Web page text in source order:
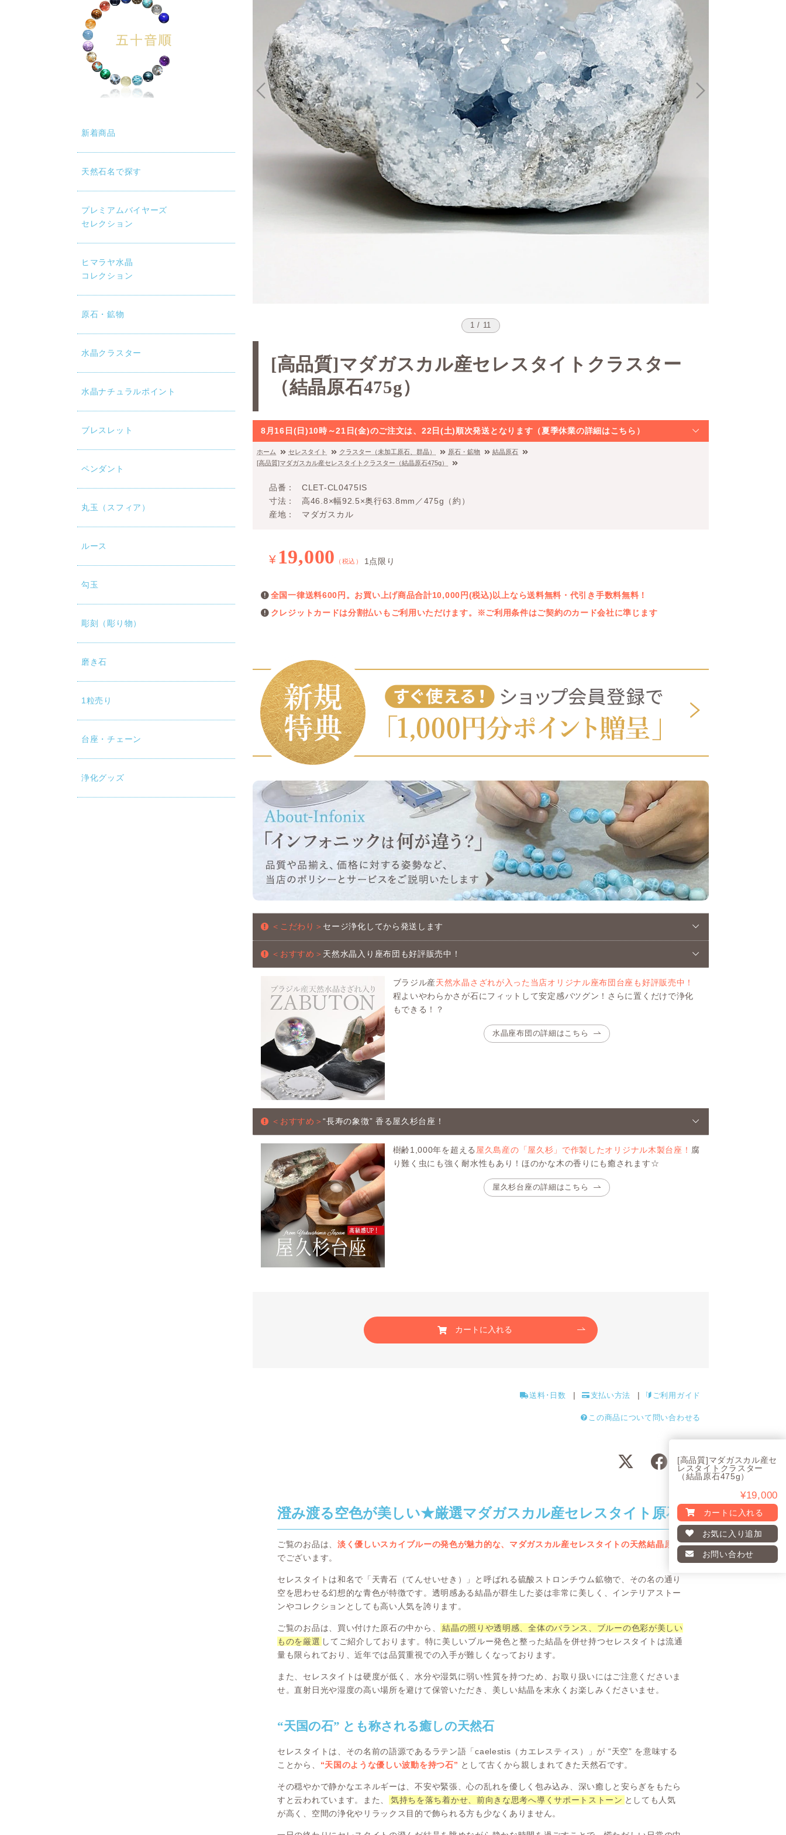
新着商品
天然石名で探す
プレミアムバイヤーズ
セレクション
ヒマラヤ水晶
コレクション
原石・鉱物
水晶クラスター
水晶ナチュラルポイント
ブレスレット
ペンダント
丸玉（スフィア）
ルース
勾玉
彫刻（彫り物）
磨き石
1粒売り
台座・チェーン
浄化グッズ
1 / 11
[高品質]マダガスカル産セレスタイトクラスター
（結晶原石475g）
8月16日(日)10時～21日(金)のご注文は、22日(土)順次発送となります（夏季休業の詳細はこちら）
ホーム セレスタイト クラスター（未加工原石、群晶） 原石・鉱物
結晶原石
[高品質]マダガスカル産セレスタイトクラスター（結晶原石475g）
品番
CLET-CL0475IS
寸法
高46.8×幅92.5×奥行63.8mm／475g（約）
産地
マダガスカル
¥ 19,000 （税込） 1点限り
全国一律送料600円。お買い上げ商品合計10,000円(税込)以上なら送料無料・代引き手数料無料！
クレジットカードは分割払いもご利用いただけます。※ご利用条件はご契約のカード会社に準じます
＜こだわり＞ セージ浄化してから発送します
＜おすすめ＞ 天然水晶入り座布団も好評販売中！
ブラジル産天然水晶さざれが入った当店オリジナル座布団台座も好評販売中！
程よいやわらかさが石にフィットして安定感バツグン！さらに置くだけで浄化
もできる！？
水晶座布団の詳細はこちら
＜おすすめ＞“長寿の象徴” 香る屋久杉台座！
樹齢1,000年を超える 屋久島産の「屋久杉」で作製したオリジナル木製台座！ 腐
り難く虫にも強く耐水性もあり！ほのかな木の香りにも癒されます☆
屋久杉台座の詳細はこちら
カートに入れる
[高品質]マダガスカル産セ
レスタイトクラスター
（結晶原石475g）
¥19,000
カートに入れる
お気に入り追加
お問い合わせ
送料･日数 支払い方法 ご利用ガイド
この商品について問い合わせる
澄み渡る空色が美しい★厳選マダガスカル産セレスタイト原石
ご覧のお品は、 淡く優しいスカイブルーの発色が魅力的な、マダガスカル産セレスタイトの天然結晶原石
でございます。
セレスタイトは和名で「天青石（てんせいせき）」と呼ばれる硫酸ストロンチウム鉱物で、その名の通り
空を思わせる幻想的な青色が特徴です。透明感ある結晶が群生した姿は非常に美しく、インテリアストー
ンやコレクションとしても高い人気を誇ります。
ご覧のお品は、買い付けた原石の中から、
結晶の照りや透明感、全体のバランス、ブルーの色彩が美しい
ものを厳選 してご紹介しております。特に美しいブルー発色と整った結晶を併せ持つセレスタイトは流通
量も限られており、近年では品質重視での入手が難しくなっております。
また、セレスタイトは硬度が低く、水分や湿気に弱い性質を持つため、お取り扱いにはご注意くださいま
せ。直射日光や湿度の高い場所を避けて保管いただき、美しい結晶を末永くお楽しみくださいませ。
“天国の石” とも称される癒しの天然石
セレスタイトは、その名前の語源であるラテン語「caelestis（カエレスティス）」が “天空” を意味する
ことから、 “天国のような優しい波動を持つ石” として古くから親しまれてきた天然石です。
その穏やかで静かなエネルギーは、不安や緊張、心の乱れを優しく包み込み、深い癒しと安らぎをもたら
すと云われています。また、
気持ちを落ち着かせ、前向きな思考へ導くサポートストーン としても人気
が高く、空間の浄化やリラックス目的で飾られる方も少なくありません。